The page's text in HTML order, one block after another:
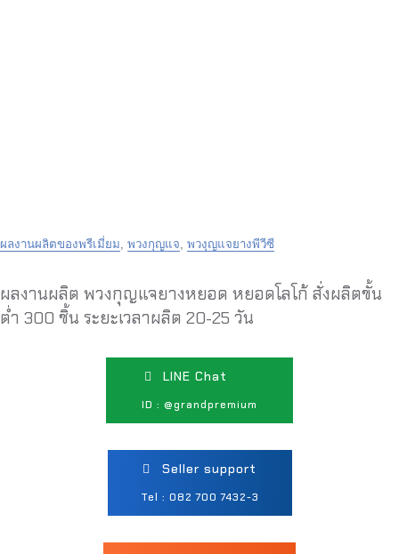
ผลงานผลิตของพรีเมี่ยม, พวงกุญแจ, พวงุญแจยางพีวีซี
ผลงานผลิต พวงกุญแจยางหยอด หยอดโลโก้ สั่งผลิตขั้น
ต่ำ 300 ชิ้น ระยะเวลาผลิต 20-25 วัน
LINE Chat
ID : @grandpremium
Seller support
Tel : 082 700 7432-3